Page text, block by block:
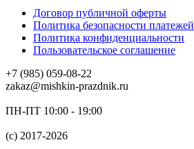
Договор публичной оферты
Политика безопасности платежей
Политика конфиденциальности
Пользовательское соглашение
+7 (985) 059-08-22
zakaz@mishkin-prazdnik.ru
ПН-ПТ 10:00 - 19:00
(c) 2017-2026